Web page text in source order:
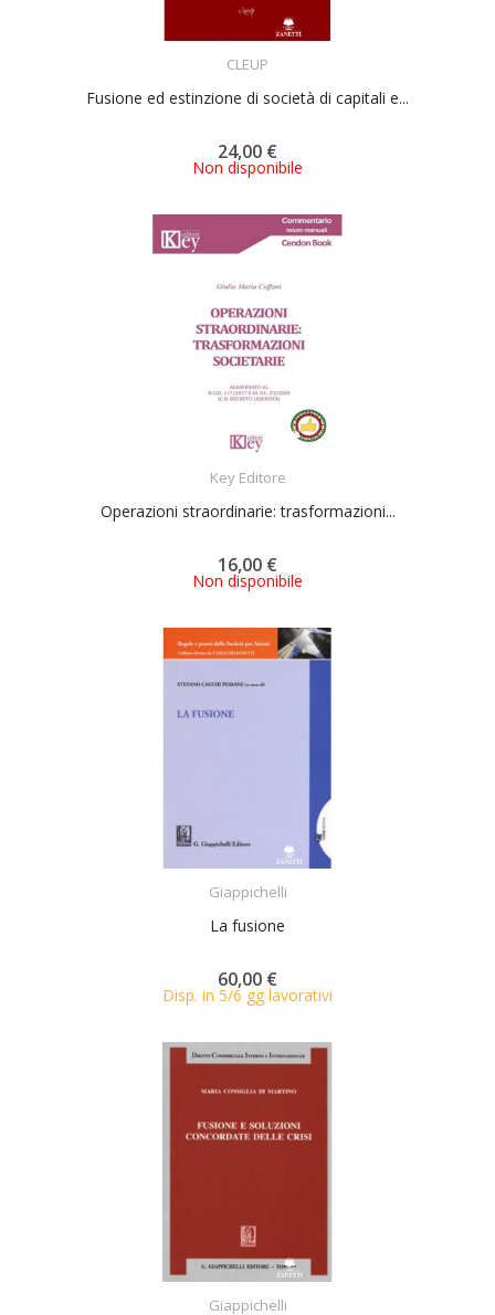
CLEUP
Fusione ed estinzione di società di capitali e...
24,00 €
Non disponibile
Key Editore
Operazioni straordinarie: trasformazioni...
16,00 €
Non disponibile
Giappichelli
La fusione
60,00 €
Disp. in 5/6 gg lavorativi
Giappichelli